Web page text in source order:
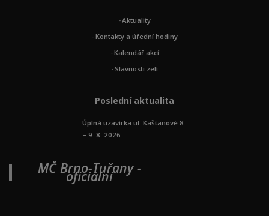
Aktuality
Kontakty a úřední hodiny
Kalendář akcí
Slavnosti zelí
Poslední aktualita
Úplná uzavírka ul. Kaštanové 8.
– 9. 8. 2026 ...
MČ Brno-Tuřany -
oficiální